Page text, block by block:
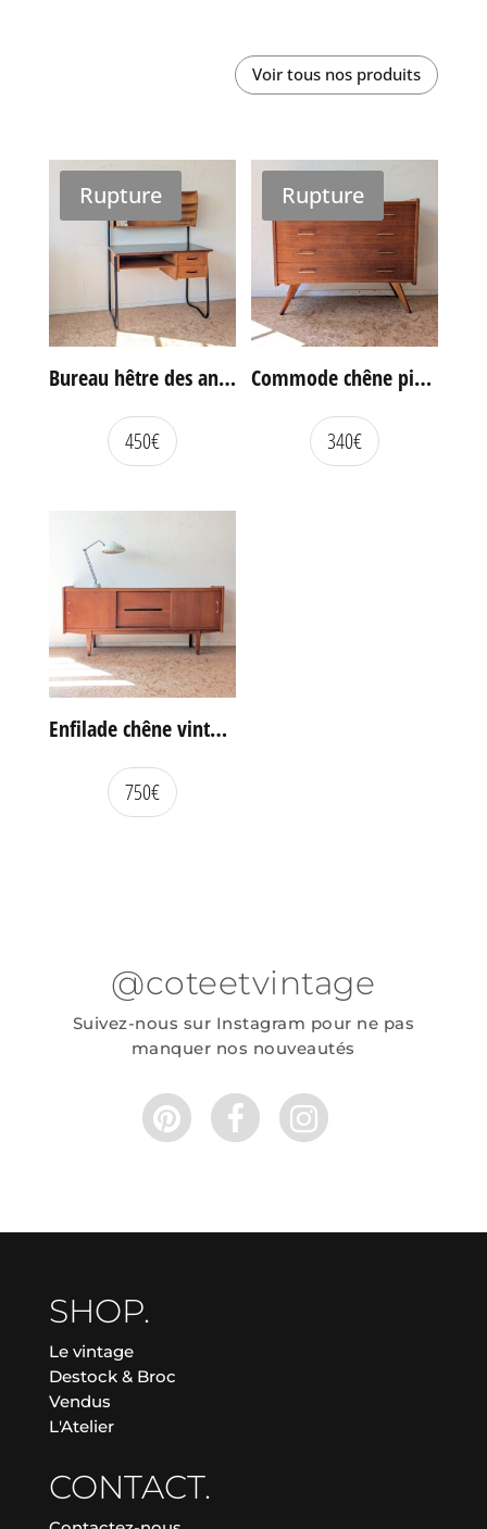
Voir tous nos produits
Rupture
Bureau hêtre des années 60
450€
Rupture
Commode chêne pieds compas vintage
340€
Enfilade chêne vintage portes coulissantes
750€
@coteetvintage
Suivez-nous sur Instagram pour ne pas
manquer nos nouveautés
SHOP.
Le vintage
Destock & Broc
Vendus
L'Atelier
CONTACT.